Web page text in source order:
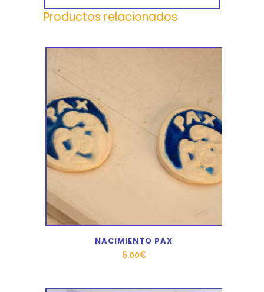
Productos relacionados
NACIMIENTO PAX
6,00€